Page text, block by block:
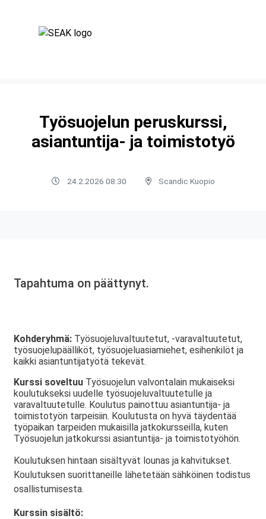
Työsuojelun peruskurssi,
asiantuntija- ja toimistotyö
24.2.2026 08:30 Scandic Kuopio
Tapahtuma on päättynyt.
Kohderyhmä: Työsuojeluvaltuutetut, -varavaltuutetut,
työsuojelupäälliköt, työsuojeluasiamiehet, esihenkilöt ja
kaikki asiantuntijatyötä tekevät.
Kurssi soveltuu Työsuojelun valvontalain mukaiseksi
koulutukseksi uudelle työsuojeluvaltuutetulle ja
varavaltuutetulle. Koulutus painottuu asiantuntija- ja
toimistotyön tarpeisiin. Koulutusta on hyvä täydentää
työpaikan tarpeiden mukaisilla jatkokursseilla, kuten
Työsuojelun jatkokurssi asiantuntija- ja toimistotyöhön.
Koulutuksen hintaan sisältyvät lounas ja kahvitukset.
Koulutuksen suorittaneille lähetetään sähköinen todistus
osallistumisesta.
Kurssin sisältö: